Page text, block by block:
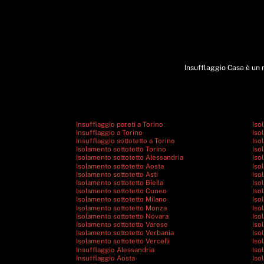
Insufflaggio Casa è un
Insufflaggio pareti a Torino
Insufflaggio a Torino
Insufflaggio sottotetto a Torino
Isolamento sottotetto Torino
Isolamento sottotetto Alessandria
Isolamento sottotetto Aosta
Isolamento sottotetto Asti
Isolamento sottotetto Biella
Isolamento sottotetto Cuneo
Isolamento sottotetto Milano
Isolamento sottotetto Monza
Isolamento sottotetto Novara
Isolamento sottotetto Varese
Isolamento sottotetto Verbania
Isolamento sottotetto Vercelli
Insufflaggio Alessandria
Insufflaggio Aosta